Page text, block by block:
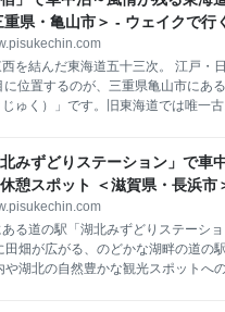
ル作成して何がいけないの？ ブラン
り方 チャンネルの引っ越し方法 個
経っていますね。。）、昨年の振り
書いていきたいと思います。 昨年の
行ったことが無いところを車中泊で
然、歴史、グルメを堪能する ◎ 年間通
を続ける 〇 ソロキャン始める △ 車中
の振り返り 2020年新年に掲げた抱負
と、 ・今まで行ったことが無いとこ
ぐる。 四国をぐるっと回っ
重県・亀山市＞ - ウェイクで行
を結んだ東海道五十三次。 江戸・
位置するのが、三重県亀山市にある
じゅく）」です。旧東海道では唯一
にあるのが道の駅「関宿」です。 今
車中泊、そして旧宿場町をぶらり散
介したいと思います。 アクセス 施
店 定食屋「みくら」 情報コーナー（
雰囲気はどんな感じ？ 入浴情報 施設
まとめ アクセス 道の駅「関宿」は亀
みずどりステーション」で車
憩スポット ＜滋賀県・長浜市
旅
る道の駅「湖北みずどりステーショ
田畑が広がる、のどかな湖畔の道の
や湖北の自然豊かな観光スポットへ